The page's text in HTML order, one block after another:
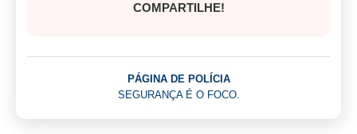
COMPARTILHE!
PÁGINA DE POLÍCIA
SEGURANÇA É O FOCO.